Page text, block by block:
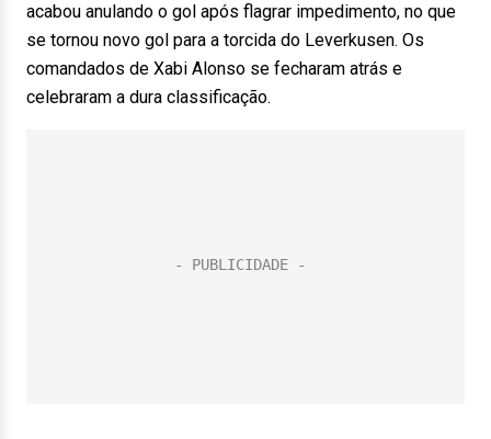
acabou anulando o gol após flagrar impedimento, no que
se tornou novo gol para a torcida do Leverkusen. Os
comandados de Xabi Alonso se fecharam atrás e
celebraram a dura classificação.